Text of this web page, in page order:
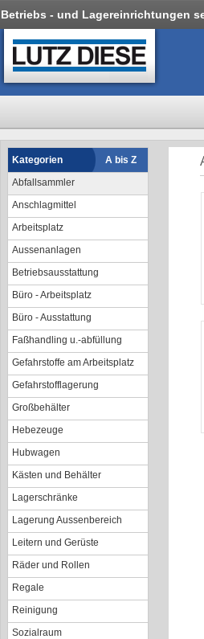
Betriebs - und Lagereinrichtungen
Kategorien
A bis Z
Abfallsammler
Anschlagmittel
Arbeitsplatz
Aussenanlagen
Betriebsausstattung
Büro - Arbeitsplatz
Büro - Ausstattung
Faßhandling u.-abfüllung
Gefahrstoffe am Arbeitsplatz
Gefahrstofflagerung
Großbehälter
Hebezeuge
Hubwagen
Kästen und Behälter
Lagerschränke
Lagerung Aussenbereich
Leitern und Gerüste
Räder und Rollen
Regale
Reinigung
Sozialraum